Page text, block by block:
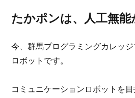
たかポンは、人工無能
今、群馬プログラミングカレッ
ロボットです。
コミュニケーションロボットを目